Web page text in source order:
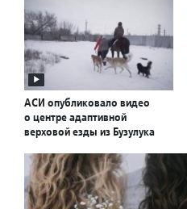
АСИ опубликовало видео
о центре адаптивной
верховой езды из Бузулука